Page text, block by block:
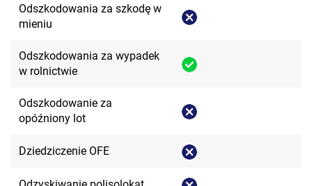
Odszkodowania za szkodę w
mieniu
Odszkodowania za wypadek
w rolnictwie
Odszkodowanie za
opóźniony lot
Dziedziczenie OFE